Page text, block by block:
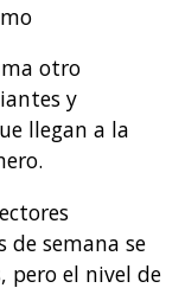
otro
y
llegan a la
de semana se
pero el nivel de